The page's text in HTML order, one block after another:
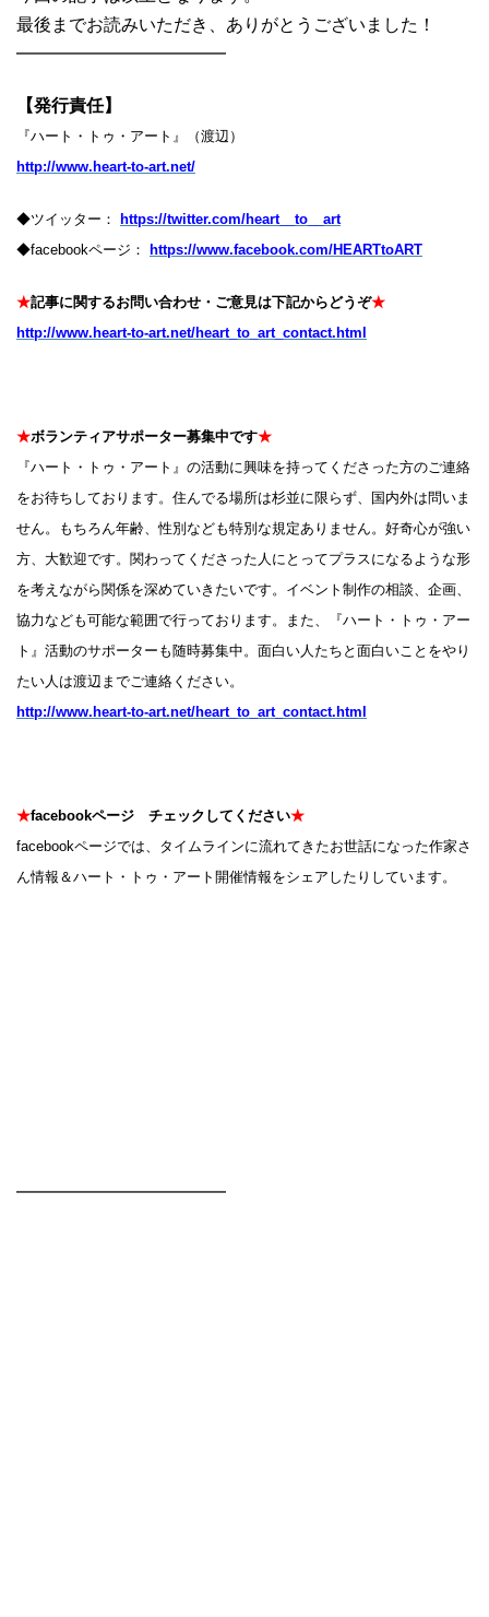
最後までお読みいただき、ありがとうございました！
━━━━━━━━━━━━
【発行責任】
『ハート・トゥ・アート』（渡辺）
http://www.heart-to-art.net/
◆ツイッター： https://twitter.com/heart__to__art
◆facebookページ： https://www.facebook.com/HEARTtoART
★記事に関するお問い合わせ・ご意見は下記からどうぞ★
http://www.heart-to-art.net/heart_to_art_contact.html
★ボランティアサポーター募集中です★
『ハート・トゥ・アート』の活動に興味を持ってくださった方のご連絡
をお待ちしております。住んでる場所は杉並に限らず、国内外は問いま
せん。もちろん年齢、性別なども特別な規定ありません。好奇心が強い
方、大歓迎です。関わってくださった人にとってプラスになるような形
を考えながら関係を深めていきたいです。イベント制作の相談、企画、
協力なども可能な範囲で行っております。また、『ハート・トゥ・アー
ト』活動のサポーターも随時募集中。面白い人たちと面白いことをやり
たい人は渡辺までご連絡ください。
http://www.heart-to-art.net/heart_to_art_contact.html
★facebookページ チェックしてください★
facebookページでは、タイムラインに流れてきたお世話になった作家さ
ん情報＆ハート・トゥ・アート開催情報をシェアしたりしています。
━━━━━━━━━━━━